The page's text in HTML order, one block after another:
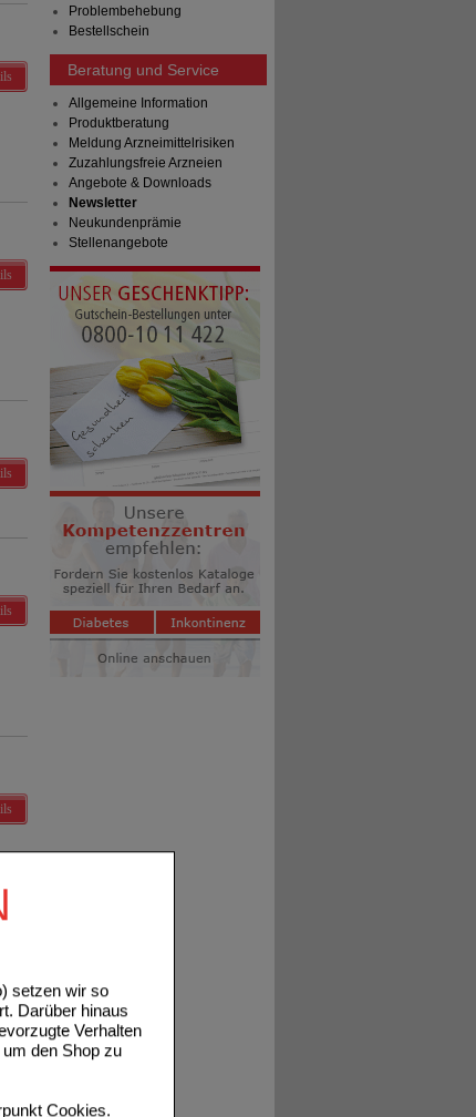
setzen wir so
Darüber hinaus
Verhalten
den Shop zu
Cookies.
Problembehebung
Bestellschein
Beratung und Service
Allgemeine Information
Produktberatung
Meldung Arzneimittelrisiken
Zuzahlungsfreie Arzneien
Angebote & Downloads
Newsletter
Neukundenprämie
Stellenangebote